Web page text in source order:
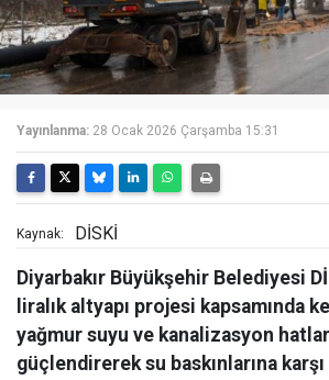
Yayınlanma: 28 Ocak 2026 Çarşamba 15:31
Kaynak: DİSKİ
Diyarbakır Büyükşehir Belediyesi
liralık altyapı projesi kapsamında
yağmur suyu ve kanalizasyon
güçlendirerek su baskınlarına karşı